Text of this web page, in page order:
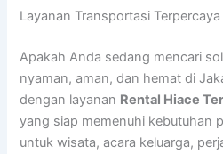
Layanan Transportasi
Apakah Anda sedang mencari
nyaman, aman, dan hemat di
dengan layanan Rental Hiace
yang siap memenuhi kebutuhan
untuk wisata, acara keluarga,